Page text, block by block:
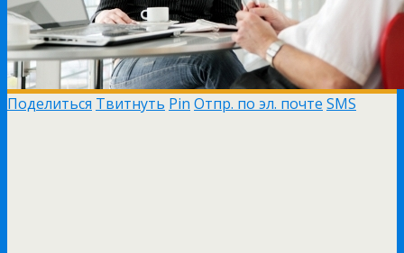
Поделиться Твитнуть Pin Отпр. по эл. почте SMS